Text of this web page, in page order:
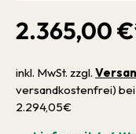
2.365,00
inkl. MwSt. zzgl.
versandkostenfrei)
2.294,05€